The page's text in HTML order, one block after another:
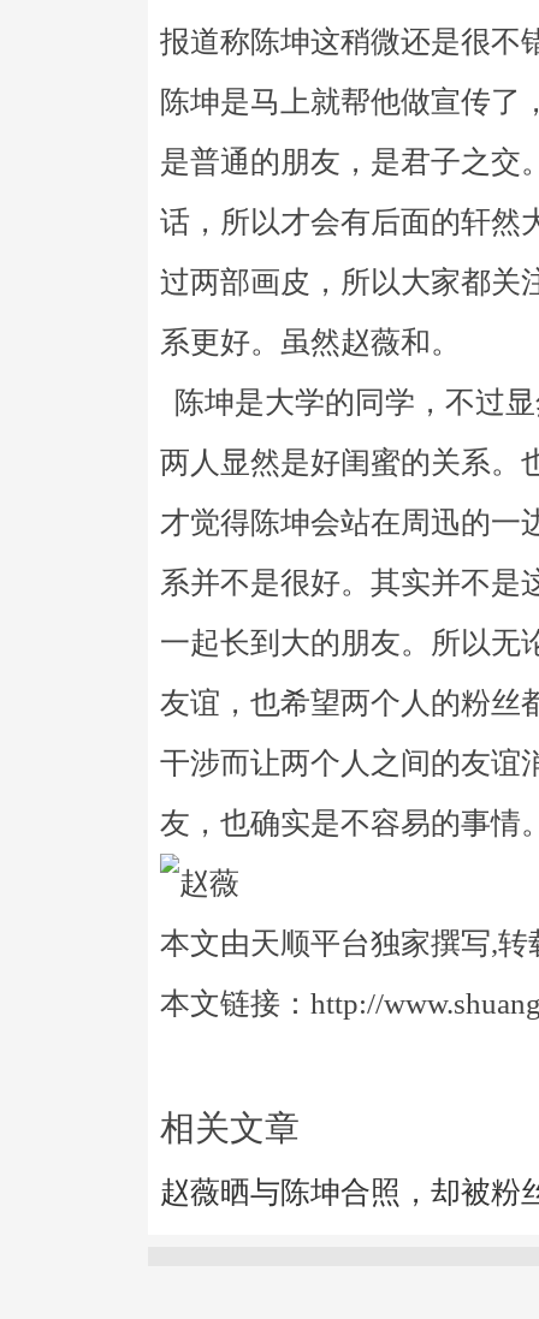
报道称陈坤这稍微还是很不
陈坤是马上就帮他做宣传了
是普通的朋友，是君子之交
话，所以才会有后面的轩然
过两部画皮，所以大家都关
系更好。虽然赵薇和。
陈坤是大学的同学，不过
两人显然是好闺蜜的关系。
才觉得陈坤会站在周迅的一
系并不是很好。其实并不是
一起长到大的朋友。所以无
友谊，也希望两个人的粉丝
干涉而让两个人之间的友谊
友，也确实是不容易的事情
本文由天顺平台独家撰写,转
本文链接：http://
相关文章
赵薇晒与陈坤合照，却被粉